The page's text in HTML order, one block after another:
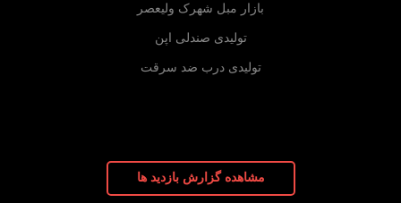
بازار مبل شهرک ولیعصر
تولیدی صندلی اپن
تولیدی درب ضد سرقت
مشاهده گزارش بازدید ها